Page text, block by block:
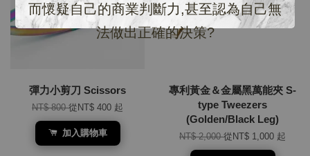
而懷疑自己的商業判斷力,甚至認為自己無
法做出正確的決策?
彈力小剪刀 Scissors
NT$ 800從 NT$ 400 起
加入購物車
專利黃金＆金屬黑萬能夾 S-
type Tweezers
(Golden/Black Leg)
NT$ 2,000從 NT$ 1,000 起